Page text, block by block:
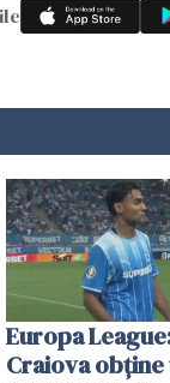
Europa
Craiova obține